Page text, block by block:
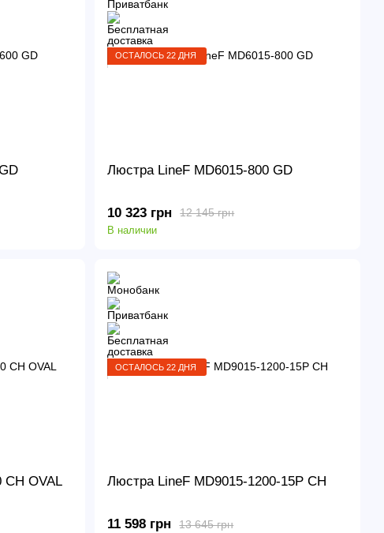
ОСТАЛОСЬ 22 ДНЯ
Люстра LineF MD6015-800 GD
12 145 грн
10 323 грн
В наличии
CH OVAL
ОСТАЛОСЬ 22 ДНЯ
Люстра LineF MD9015-1200-15P CH
13 645 грн
11 598 грн